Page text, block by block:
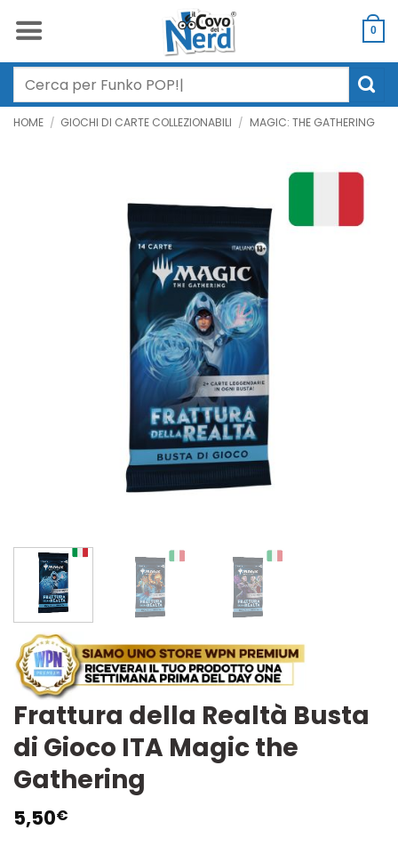
0
Cerca:
HOME / GIOCHI DI CARTE COLLEZIONABILI / MAGIC: THE GATHERING
Frattura della Realtà Busta
di Gioco ITA Magic the
Gathering
5,50€